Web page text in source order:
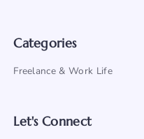
Categories
Freelance & Work Life
Let's Connect